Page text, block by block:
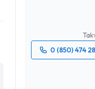
0 (850) 474